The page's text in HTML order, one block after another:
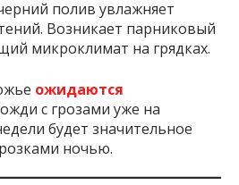
полив увлажняет
Возникает парниковый
микроклимат на грядках.
ожидаются
с грозами уже на
будет значительное
ночью.